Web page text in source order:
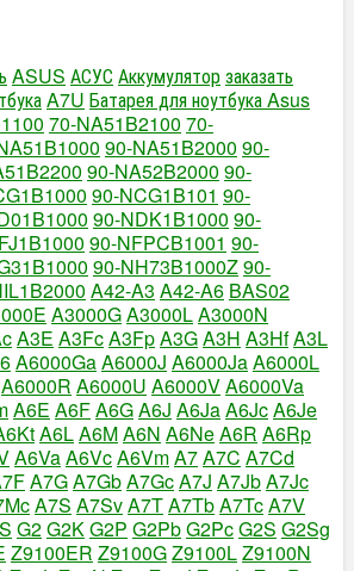
ASUS АСУС Аккумуляторзаказать
A7U Батарея для ноутбука Asus
70-NA51B2100 70-
90-NA51B2000 90-
90-NA52B2000 90-
90-NCG1B101 90-
90-NDK1B1000 90-
90-NFPCB1001 90-
90-NH73B1000Z90-
A42-A3 A42-A6 BAS02
A3000GA3000LA3000N
A3E A3FcA3FpA3GA3H A3HfA3L
A6000GaA6000J A6000JaA6000L
A6000R A6000U A6000VA6000Va
A6E A6FA6GA6J A6JaA6JcA6Je
A6LA6MA6N A6NeA6R A6Rp
A6VaA6VcA6VmA7A7C A7Cd
A7GA7GbA7GcA7J A7JbA7Jc
A7S A7SvA7TA7TbA7TcA7V
G2G2KG2P G2PbG2PcG2S G2Sg
Z9100ER Z9100GZ9100LZ9100N